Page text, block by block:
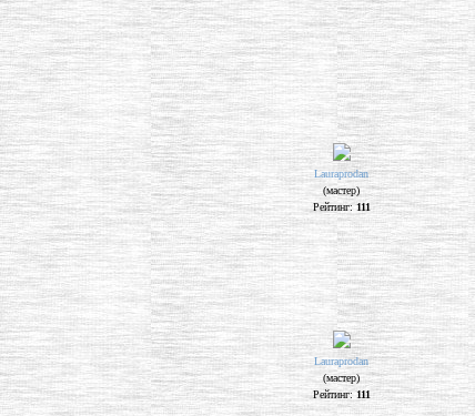
Lauraprodan
(мастер)
Рейтинг:111
Lauraprodan
(мастер)
Рейтинг:111